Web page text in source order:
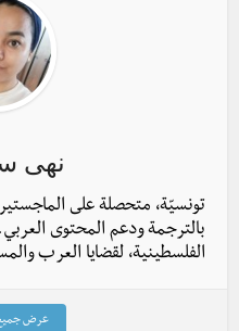
نهى
تونسيّة، متحصلة على
بالترجمة ودعم المحتوى
الفلسطينية، لقضايا العرب
عرض